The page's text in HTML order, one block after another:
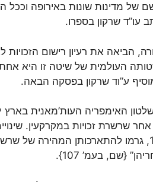
של מדינות שונות באירופה
עו”ד שרקון בספרו.
הביאה את רעיון רישום
העולמית של שיטה זו היא
ע”וד שרקון בפסקה הבאה.
האימפריה העות’מאנית בארץ
שרשרת זכויות במקרקעין.
שהתרחשו בארץ ישראל מן המאה ה- 19, גרמו להתארכותן
{שם, בעמ’ 107}.